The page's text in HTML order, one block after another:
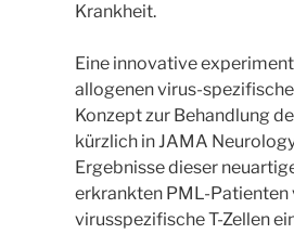
Krankheit.
Eine innovative
allogenen virus-
Konzept zur Behandlung
kürzlich in JAMA
Ergebnisse dieser
erkrankten PML-Patienten
virusspezifische T-Zellen